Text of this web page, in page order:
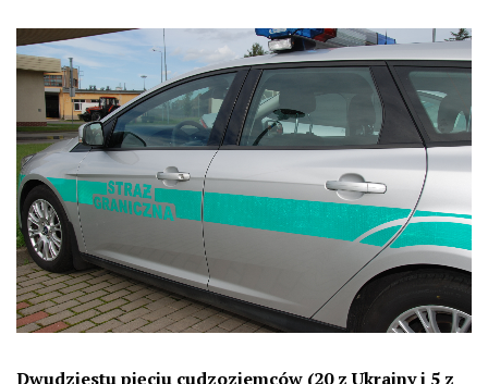
Dwudziestu pięciu cudzoziemców (20 z Ukrainy i 5 z